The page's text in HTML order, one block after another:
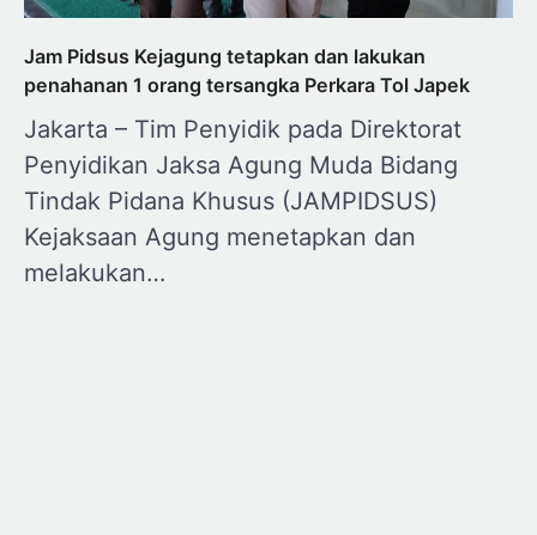
Jam Pidsus Kejagung tetapkan dan lakukan
penahanan 1 orang tersangka Perkara Tol Japek
Jakarta – Tim Penyidik pada Direktorat
Penyidikan Jaksa Agung Muda Bidang
Tindak Pidana Khusus (JAMPIDSUS)
Kejaksaan Agung menetapkan dan
melakukan…